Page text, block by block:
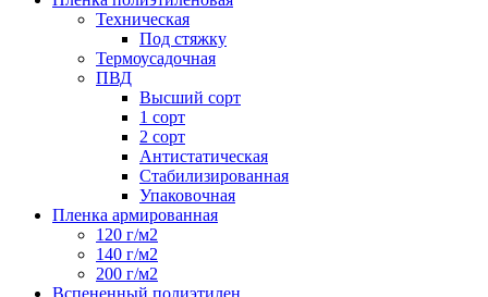
Техническая
Под стяжку
Термоусадочная
ПВД
Высший сорт
1 сорт
2 сорт
Антистатическая
Стабилизированная
Упаковочная
Пленка армированная
120 г/м2
140 г/м2
200 г/м2